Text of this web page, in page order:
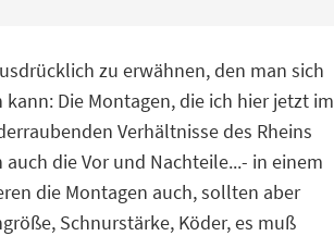
zu erwähnen, den man sich
Die Montagen, die ich hier jetzt im
Verhältnisse des Rheins
die Vor und Nachteile...- in einem
die Montagen auch, sollten aber
Schnurstärke, Köder, es muß